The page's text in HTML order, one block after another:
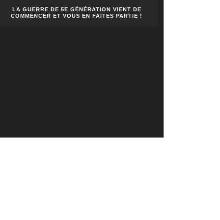
LA GUERRE DE 5E GÉNÉRATION VIENT DE
COMMENCER ET VOUS EN FAITES PARTIE !